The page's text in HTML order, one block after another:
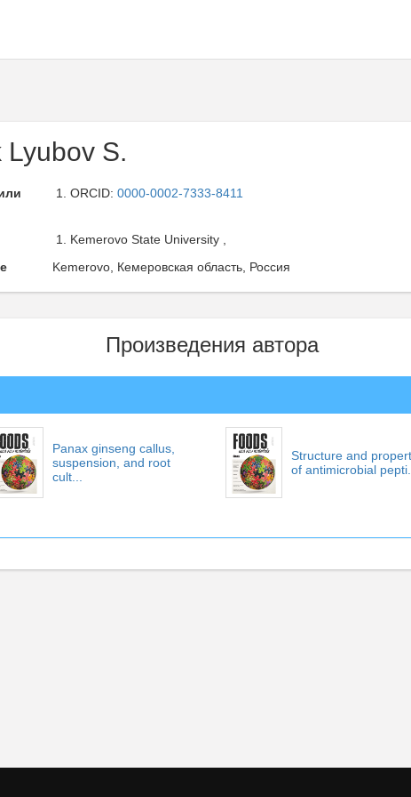
Lyubov S.
ORCID: 0000-0002-7333-8411
Kemerovo State University ,
Kemerovo, Кемеровская область, Россия
Произведения автора
Panax ginseng callus,
suspension, and root
cult...
Structure and
of antimicrobial pepti...